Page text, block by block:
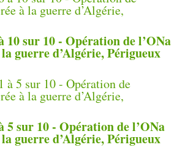
10 sur 10 - Opération de l’ONa
guerre d’Algérie, Périgueux
5 sur 10 - Opération de l’ONa
guerre d’Algérie, Périgueux